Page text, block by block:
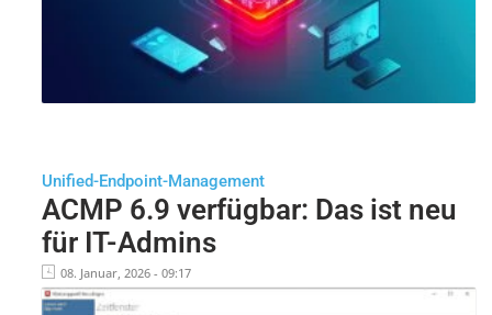
Unified-Endpoint-Management
ACMP 6.9 verfügbar: Das ist neu
für IT-Admins
08. Januar, 2026 - 09:17